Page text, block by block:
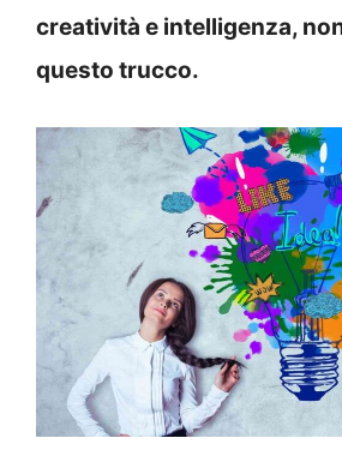
creatività e intelligenza,
questo trucco.